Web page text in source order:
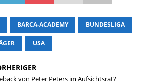
BARCA-ACADEMY BUNDESLIGA
USA
von Peter Peters im Aufsichtsrat?